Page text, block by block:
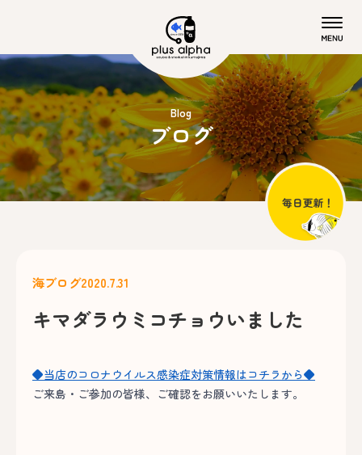
Blog
ブログ
海ブログ2020.7.31
キマダラウミコチョウいました
◆当店のコロナウイルス感染症対策情報はコチラから◆
ご来島・ご参加の皆様、ご確認をお願いいたします。